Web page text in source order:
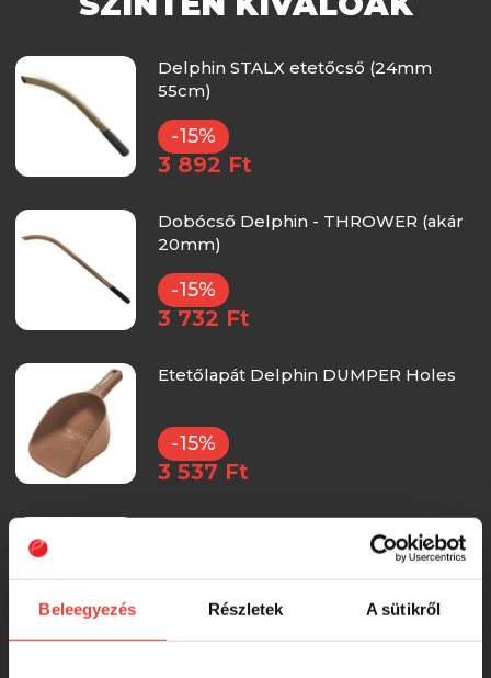
Beleegyezés Részletek A sütikről
Delphin STALX etetőcső (24mm
55cm)
-15%
3 892 Ft
Dobócső Delphin - THROWER (akár
20mm)
-15%
3 732 Ft
Etetőlapát Delphin DUMPER Holes
-15%
3 537 Ft
-15%